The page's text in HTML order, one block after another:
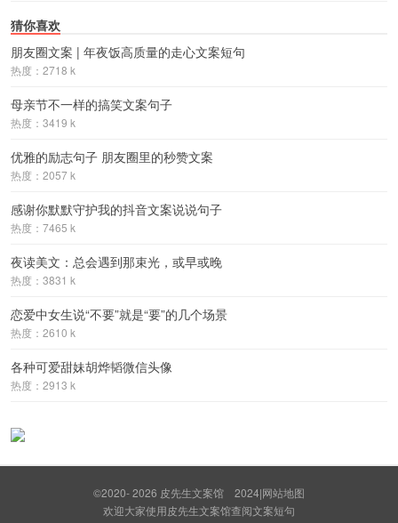
猜你喜欢
朋友圈文案 | 年夜饭高质量的走心文案短句
热度：2718 k
母亲节不一样的搞笑文案句子
热度：3419 k
优雅的励志句子 朋友圈里的秒赞文案
热度：2057 k
感谢你默默守护我的抖音文案说说句子
热度：7465 k
夜读美文：总会遇到那束光，或早或晚
热度：3831 k
恋爱中女生说“不要”就是“要”的几个场景
热度：2610 k
各种可爱甜妹胡烨韬微信头像
热度：2913 k
©2020- 2026 皮先生文案馆 2024|网站地图
欢迎大家使用皮先生文案馆查阅文案短句